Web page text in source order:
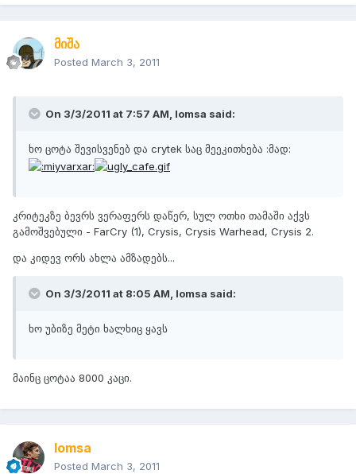
მიშა
Posted March 3, 2011
On 3/3/2011 at 7:57 AM, lomsa said:
ხო ცოტა შევისვენებ და crytek საც მეეკითხება :მად:
კრიტეკზე ბევრს ვერაფერს დაწერ, სულ ოთხი თამაში აქვს
გამოშვებული - FarCry (1), Crysis, Crysis Warhead, Crysis 2.
და კიდევ ორს ახლა ამზადებს...
On 3/3/2011 at 8:05 AM, lomsa said:
ხო უბიზე მეტი ხალხიც ყავს
მაინც ცოტაა 8000 კაცი.
lomsa
Posted March 3, 2011